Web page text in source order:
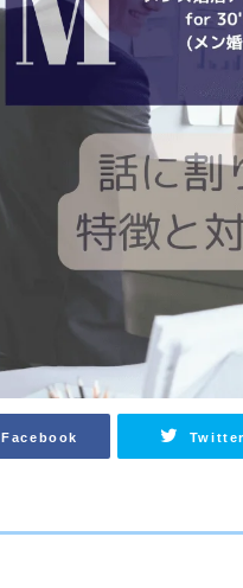
Facebook